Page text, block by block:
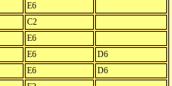
E6
C2
E6
E6
D6
E6
D6